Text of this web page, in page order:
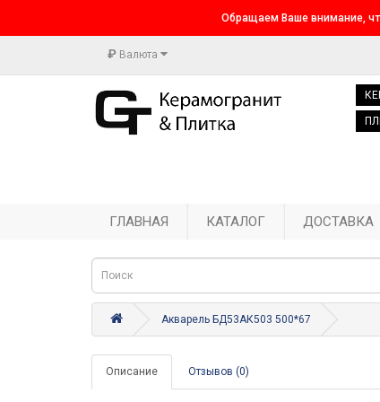
Обращаем Ваше внимание,
₽ Валюта
ГЛАВНАЯ КАТАЛОГ ДОСТАВКА
Акварель БД53АК503 500*67
Описание Отзывов (0)